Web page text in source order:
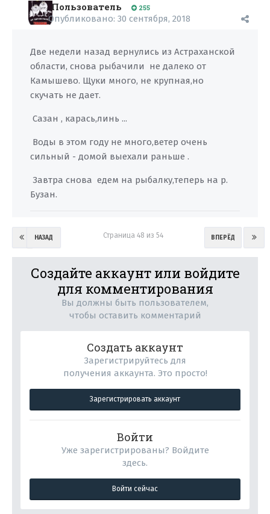
Пользователь 255
Опубликовано: 30 сентября, 2018
Две недели назад вернулись из Астраханской
области, снова рыбачили не далеко от
Камышево. Щуки много, не крупная,но
скучать не дает.
Сазан , карась,линь ...
Воды в этом году не много,ветер очень
сильный - домой выехали раньше .
Завтра снова едем на рыбалку,теперь на р.
Бузан.
НАЗАД ВПЕРЁД
Страница 48 из 54
Создайте аккаунт или войдите
для комментирования
Вы должны быть пользователем,
чтобы оставить комментарий
Создать аккаунт
Зарегистрируйтесь для
получения аккаунта. Это просто!
Зарегистрировать аккаунт
Войти
Уже зарегистрированы? Войдите
здесь.
Войти сейчас